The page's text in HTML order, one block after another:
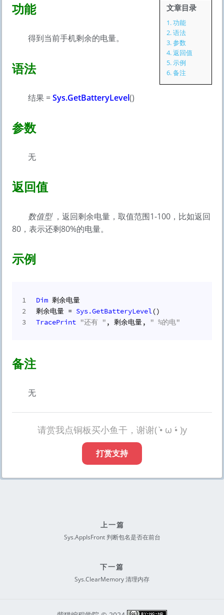
文章目录
1.功能
2.语法
3.参数
4.返回值
5.示例
6.备注
功能
得到当前手机剩余的电量。
语法
结果 =Sys.GetBatteryLevel()
参数
无
返回值
数值型，返回剩余电量，取值范围1-100，比如返回
80，表示还剩80%的电量。
示例
1
2
3
Dim 剩余电量
剩余电量 = Sys.GetBatteryLevel()
TracePrint "还有 " , 剩余电量, " %的电"
备注
无
请赏我点铜板买小鱼干，谢谢( •̀ ω •́ )y
打赏支持
上一篇
Sys.AppIsFront 判断包名是否在前台
下一篇
Sys.ClearMemory 清理内存